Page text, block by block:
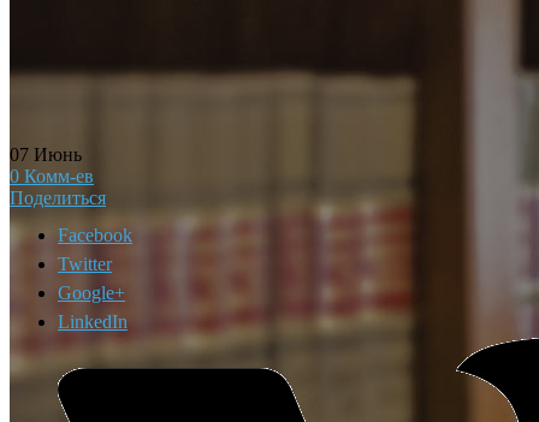
07 Июнь
0 Комм-ев
Поделиться
Facebook
Twitter
Google+
LinkedIn